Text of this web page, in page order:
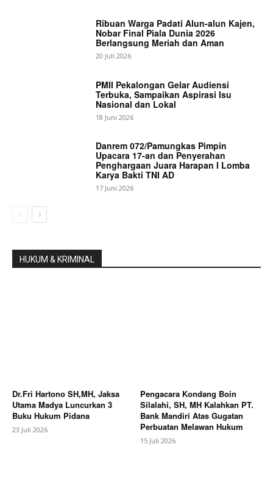
Ribuan Warga Padati Alun-alun Kajen,
Nobar Final Piala Dunia 2026
Berlangsung Meriah dan Aman
20 Juli 2026
PMII Pekalongan Gelar Audiensi
Terbuka, Sampaikan Aspirasi Isu
Nasional dan Lokal
18 Juni 2026
Danrem 072/Pamungkas Pimpin
Upacara 17-an dan Penyerahan
Penghargaan Juara Harapan I Lomba
Karya Bakti TNI AD
17 Juni 2026
HUKUM & KRIMINAL
Dr.Fri Hartono SH,MH, Jaksa
Utama Madya Luncurkan 3
Buku Hukum Pidana
23 Juli 2026
Pengacara Kondang Boin
Silalahi, SH, MH Kalahkan PT.
Bank Mandiri Atas Gugatan
Perbuatan Melawan Hukum
15 Juli 2026